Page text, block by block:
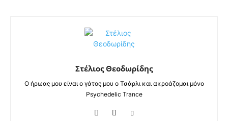
Στέλιος Θεοδωρίδης
Ο ήρωας μου είναι ο γάτος μου ο Τσάρλι και ακροάζομαι μόνο
Psychedelic Trance